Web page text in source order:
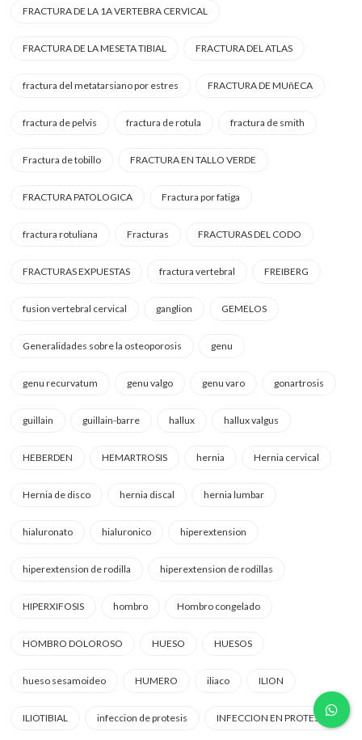
FRACTURA DE LA 1A VERTEBRA CERVICAL
FRACTURA DE LA MESETA TIBIAL FRACTURA DEL ATLAS
fractura del metatarsiano por estres FRACTURA DE MUñECA
fractura de pelvis fractura de rotula fractura de smith
Fractura de tobillo FRACTURA EN TALLO VERDE
FRACTURA PATOLOGICA Fractura por fatiga
fractura rotuliana Fracturas FRACTURAS DEL CODO
FRACTURAS EXPUESTAS fractura vertebral FREIBERG
fusion vertebral cervical ganglion GEMELOS
Generalidades sobre la osteoporosis genu
genu recurvatum genu valgo genu varo gonartrosis
guillain guillain-barre hallux hallux valgus
HEBERDEN HEMARTROSIS hernia Hernia cervical
Hernia de disco hernia discal hernia lumbar
hialuronato hialuronico hiperextension
hiperextension de rodilla hiperextension de rodillas
HIPERXIFOSIS hombro Hombro congelado
HOMBRO DOLOROSO HUESO HUESOS
hueso sesamoideo HUMERO iliaco ILION
ILIOTIBIAL infeccion de protesis INFECCION EN PROTESIS